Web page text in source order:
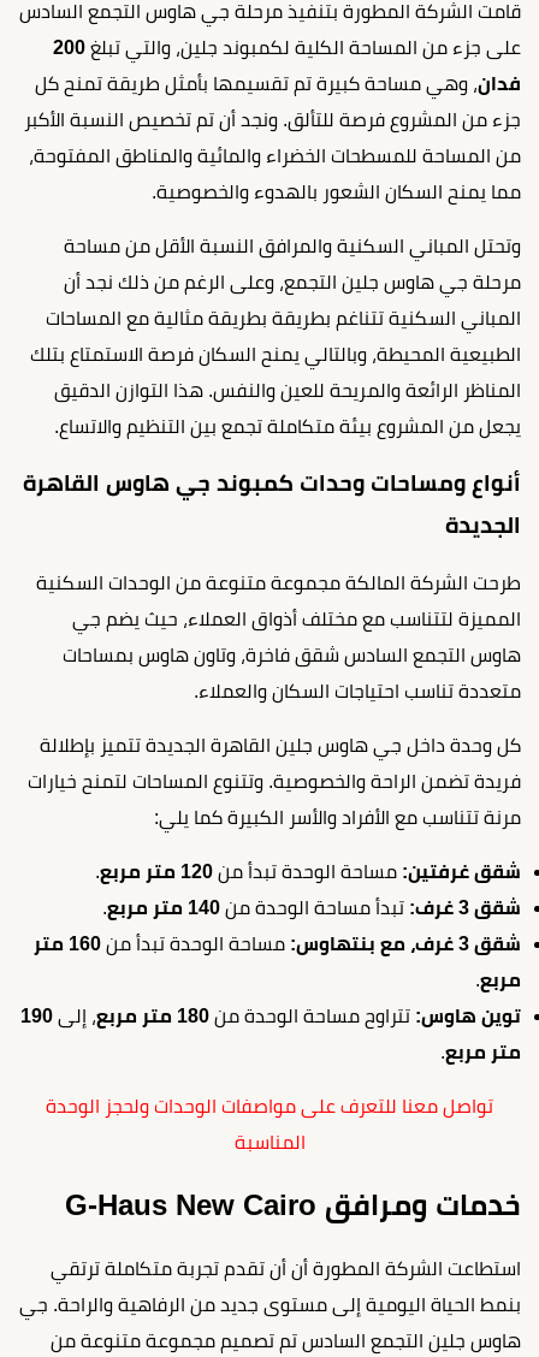
قامت الشركة المطورة بتنفيذ مرحلة جي هاوس التجمع السادس
على جزء من المساحة الكلية لكمبوند جلين، والتي تبلغ 200
فدان، وهي مساحة كبيرة تم تقسيمها بأمثل طريقة تمنح كل
جزء من المشروع فرصة للتألق. ونجد أن تم تخصيص النسبة الأكبر
من المساحة للمسطحات الخضراء والمائية والمناطق المفتوحة،
مما يمنح السكان الشعور بالهدوء والخصوصية.
وتحتل المباني السكنية والمرافق النسبة الأقل من مساحة
مرحلة جي هاوس جلين التجمع، وعلى الرغم من ذلك نجد أن
المباني السكنية تتناغم بطريقة بطريقة مثالية مع المساحات
الطبيعية المحيطة، وبالتالي يمنح السكان فرصة الاستمتاع بتلك
المناظر الرائعة والمريحة للعين والنفس. هذا التوازن الدقيق
يجعل من المشروع بيئة متكاملة تجمع بين التنظيم والاتساع.
أنواع ومساحات وحدات كمبوند جي هاوس القاهرة
الجديدة
طرحت الشركة المالكة مجموعة متنوعة من الوحدات السكنية
المميزة لتتناسب مع مختلف أذواق العملاء، حيث يضم جي
هاوس التجمع السادس شقق فاخرة، وتاون هاوس بمساحات
متعددة تناسب احتياجات السكان والعملاء.
كل وحدة داخل جي هاوس جلين القاهرة الجديدة تتميز بإطلالة
فريدة تضمن الراحة والخصوصية. وتتنوع المساحات لتمنح خيارات
مرنة تتناسب مع الأفراد والأسر الكبيرة كما يلي:
شقق غرفتين: مساحة الوحدة تبدأ من 120 متر مربع
.
شقق 3 غرف:
تبدأ مساحة الوحدة من 140 متر مربع
.
شقق 3 غرف، مع بنتهاوس:
مساحة الوحدة تبدأ من
160 متر
مربع.
توين هاوس: تتراوح مساحة الوحدة من 180 متر مربع ، إلى 190
متر مربع.
تواصل معنا للتعرف على مواصفات الوحدات ولحجز الوحدة
المناسبة
خدمات ومرافق G-Haus New Cairo
استطاعت الشركة المطورة أن أن تقدم تجربة متكاملة ترتقي
بنمط الحياة اليومية إلى مستوى جديد من الرفاهية والراحة. جي
هاوس جلين التجمع السادس تم تصميم مجموعة متنوعة من